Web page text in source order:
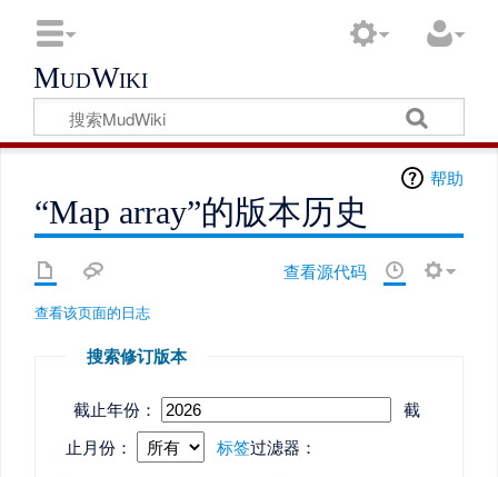
MudWiki
帮助
“Map array”的版本历史
查看源代码
查看该页面的日志
搜索修订版本
截止年份：
截
止月份：
标签过滤器：